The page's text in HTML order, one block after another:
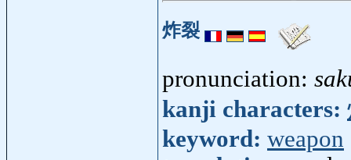
炸裂
pronunciation:
kanji characters:
keyword: weapon